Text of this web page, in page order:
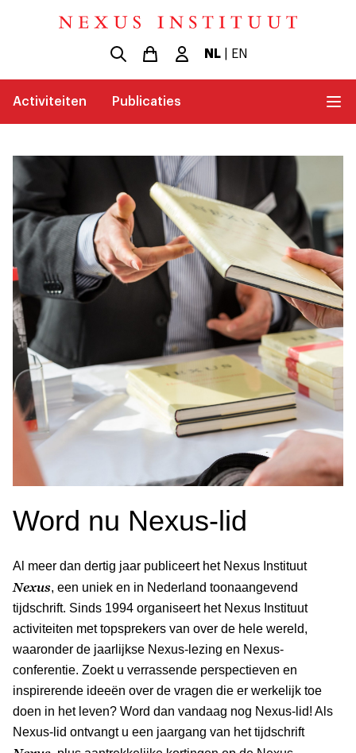
NL| EN
Activiteiten Publicaties
Word nu Nexus-lid
Al meer dan dertig jaar publiceert het Nexus Instituut
Nexus, een uniek en in Nederland toonaangevend
tijdschrift. Sinds 1994 organiseert het Nexus Instituut
activiteiten met topsprekers van over de hele wereld,
waaronder de jaarlijkse Nexus-lezing en Nexus-
conferentie. Zoekt u verrassende perspectieven en
inspirerende ideeën over de vragen die er werkelijk toe
doen in het leven? Word dan vandaag nog Nexus-lid! Als
Nexus-lid ontvangt u een jaargang van het tijdschrift